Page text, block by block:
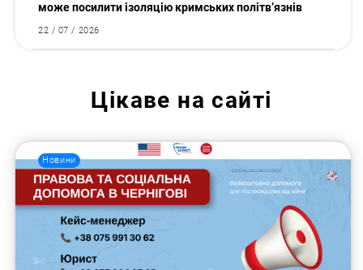
може посилити ізоляцію кримських політв’язнів
22 / 07 / 2026
Цікаве на сайті
Новини